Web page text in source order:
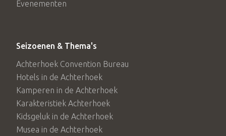
verbonden waterwegen Bocholter Aa en de Oude IJssel,
bezichtigen.
Evenementen
Seizoenen & Thema's
Achterhoek Convention Bureau
Hotels in de Achterhoek
Kamperen in de Achterhoek
Karakteristiek Achterhoek
Kidsgeluk in de Achterhoek
Musea in de Achterhoek